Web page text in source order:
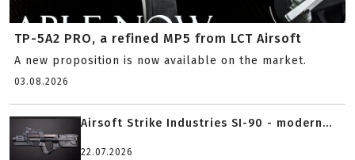
TP-5A2 PRO, a refined MP5 from LCT Airsoft
A new proposition is now available on the market.
03.08.2026
Airsoft Strike Industries SI-90 - modern...
22.07.2026